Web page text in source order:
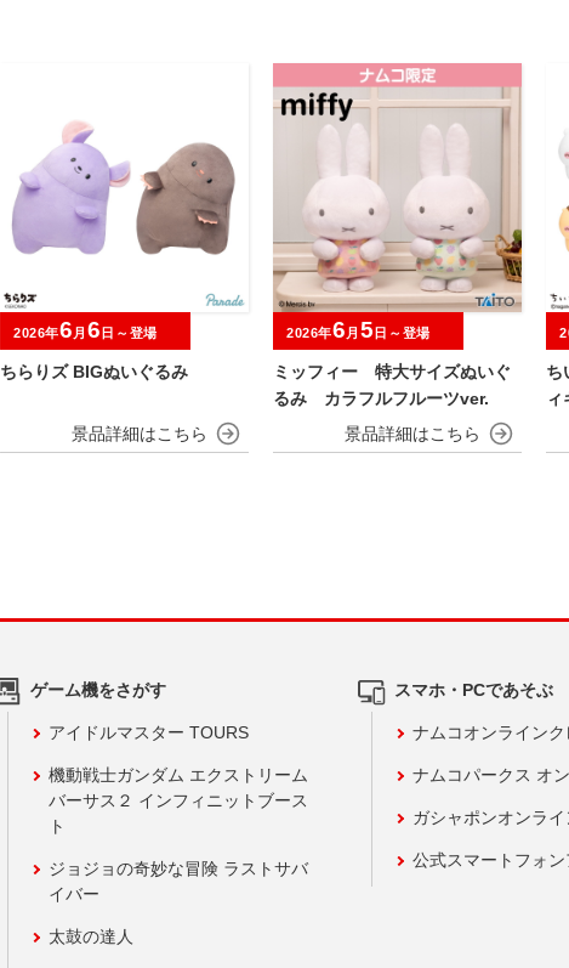
ちらりズ BIGぬいぐるみ
2026年6 月 6 日～登場
ミッフィー 特大サイズぬいぐ
るみ カラフルフルーツver.
2026年6 月 5 日～登場
ち
ィ
ゲーム機をさがす
アイドルマスター TOURS
機動戦士ガンダム エクストリーム
バーサス２ インフィニットブース
ト
ジョジョの奇妙な冒険 ラストサバ
イバー
太鼓の達人
スマホ・PCであそぶ
ナムコオンラインク
ナムコパークス オ
ガシャポンオンライ
公式スマートフォン